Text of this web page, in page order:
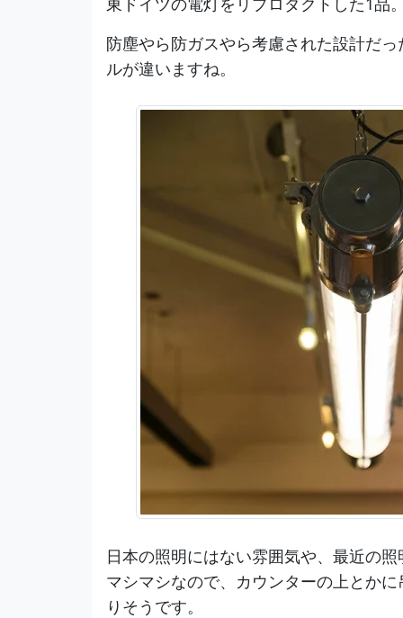
防塵やら防ガスやら考慮された設計だ
ルが違いますね。
日本の照明にはない雰囲気や、最近の
マシマシなので、カウンターの上とか
りそうです。